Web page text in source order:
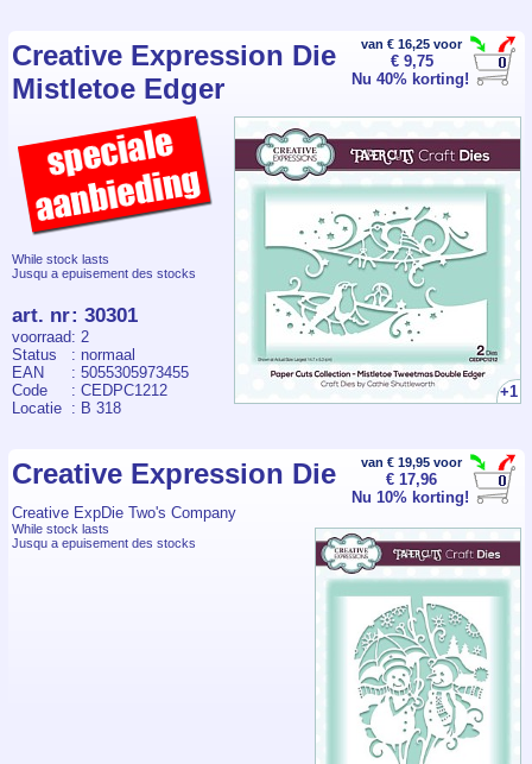
van € 16,25 voor
€ 9,75
Nu 40% korting!
Creative Expression Die
Mistletoe Edger
+1
While stock lasts
Jusqu a epuisement des stocks
art. nr: 30301
voorraad: 2
Status
: normaal
EAN
: 5055305973455
Code
: CEDPC1212
Locatie : B 318
van € 19,95 voor
€ 17,96
Nu 10% korting!
Creative Expression Die
Creative ExpDie Two's Company
While stock lasts
Jusqu a epuisement des stocks